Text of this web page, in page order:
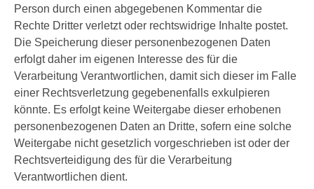
Person durch einen abgegebenen Kommentar die
Rechte Dritter verletzt oder rechtswidrige Inhalte postet.
Die Speicherung dieser personenbezogenen Daten
erfolgt daher im eigenen Interesse des für die
Verarbeitung Verantwortlichen, damit sich dieser im Falle
einer Rechtsverletzung gegebenenfalls exkulpieren
könnte. Es erfolgt keine Weitergabe dieser erhobenen
personenbezogenen Daten an Dritte, sofern eine solche
Weitergabe nicht gesetzlich vorgeschrieben ist oder der
Rechtsverteidigung des für die Verarbeitung
Verantwortlichen dient.